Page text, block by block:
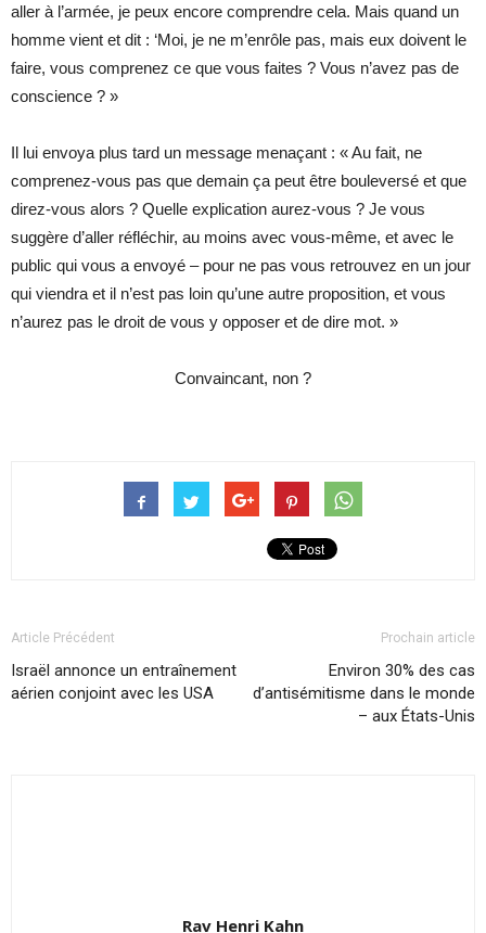
aller à l’armée, je peux encore comprendre cela. Mais quand un
homme vient et dit : ‘Moi, je ne m’enrôle pas, mais eux doivent le
faire, vous comprenez ce que vous faites ? Vous n’avez pas de
conscience ? »
Il lui envoya plus tard un message menaçant : « Au fait, ne
comprenez-vous pas que demain ça peut être bouleversé et que
direz-vous alors ? Quelle explication aurez-vous ? Je vous
suggère d’aller réfléchir, au moins avec vous-même, et avec le
public qui vous a envoyé – pour ne pas vous retrouvez en un jour
qui viendra et il n’est pas loin qu’une autre proposition, et vous
n’aurez pas le droit de vous y opposer et de dire mot. »
Convaincant, non ?
Article Précédent
Israël annonce un entraînement
aérien conjoint avec les USA
Prochain article
Environ 30% des cas
d’antisémitisme dans le monde
– aux États-Unis
Rav Henri Kahn